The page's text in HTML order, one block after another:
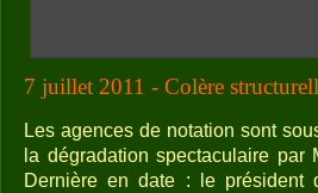
7 juillet 2011 - Colère
Les agences de notation sont
la dégradation spectaculaire
Dernière en date : le président